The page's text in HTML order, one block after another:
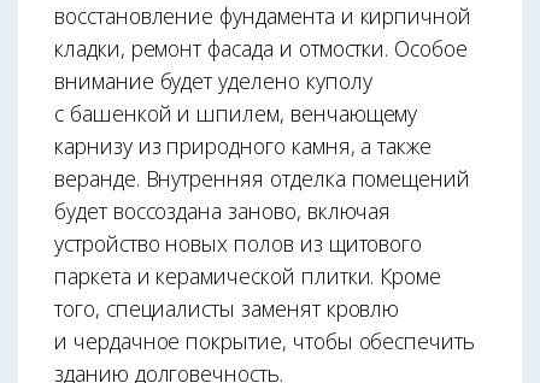
восстановление фундамента и кирпичной
кладки, ремонт фасада и отмостки. Особое
внимание будет уделено куполу
с башенкой и шпилем, венчающему
карнизу из природного камня, а также
веранде. Внутренняя отделка помещений
будет воссоздана заново, включая
устройство новых полов из щитового
паркета и керамической плитки. Кроме
того, специалисты заменят кровлю
и чердачное покрытие, чтобы обеспечить
зданию долговечность.